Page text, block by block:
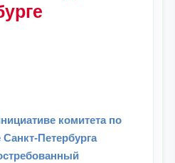
комитета по
Петербурга